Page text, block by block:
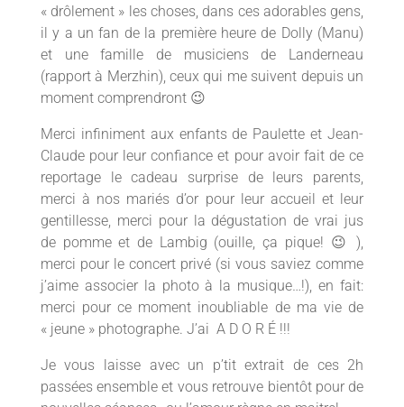
« drôlement » les choses, dans ces adorables gens,
il y a un fan de la première heure de Dolly (Manu)
et une famille de musiciens de Landerneau
(rapport à Merzhin), ceux qui me suivent depuis un
moment comprendront 😉
Merci infiniment aux enfants de Paulette et Jean-
Claude pour leur confiance et pour avoir fait de ce
reportage le cadeau surprise de leurs parents,
merci à nos mariés d’or pour leur accueil et leur
gentillesse, merci pour la dégustation de vrai jus
de pomme et de Lambig (ouille, ça pique! 😉 ),
merci pour le concert privé (si vous saviez comme
j’aime associer la photo à la musique…!), en fait:
merci pour ce moment inoubliable de ma vie de
« jeune » photographe. J’ai A D O R É !!!
Je vous laisse avec un p’tit extrait de ces 2h
passées ensemble et vous retrouve bientôt pour de